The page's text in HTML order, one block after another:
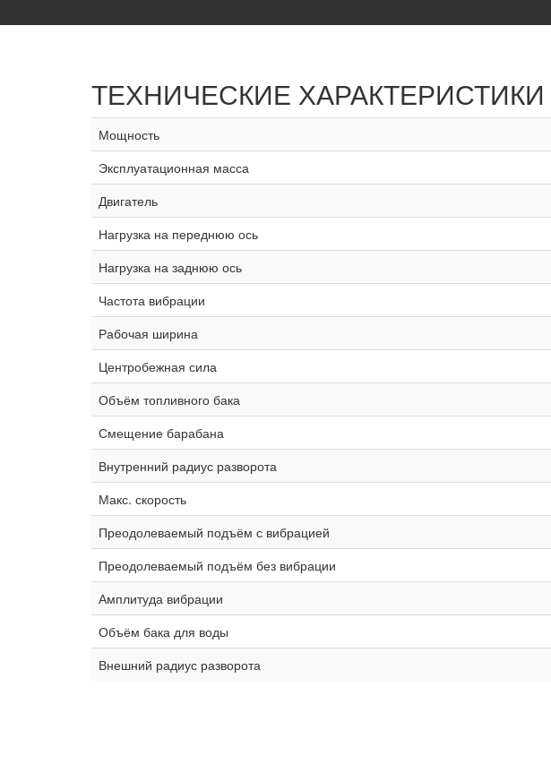
ТЕХНИЧЕСКИЕ ХАРАКТЕРИСТИКИ
Мощность
Эксплуатационная масса
Двигатель
Нагрузка на переднюю ось
Нагрузка на заднюю ось
Частота вибрации
Рабочая ширина
Центробежная сила
Объём топливного бака
Смещение барабана
Внутренний радиус разворота
Макс. скорость
Преодолеваемый подъём с вибрацией
Преодолеваемый подъём без вибрации
Амплитуда вибрации
Объём бака для воды
Внешний радиус разворота